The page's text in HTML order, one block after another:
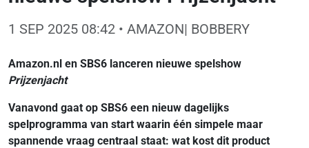
1 SEP 2025 08:42 • AMAZON| BOBBERY
Amazon.nl en SBS6 lanceren nieuwe spelshow
Prijzenjacht
Vanavond gaat op SBS6 een nieuw dagelijks
spelprogramma van start waarin één simpele maar
spannende vraag centraal staat: wat kost dit product